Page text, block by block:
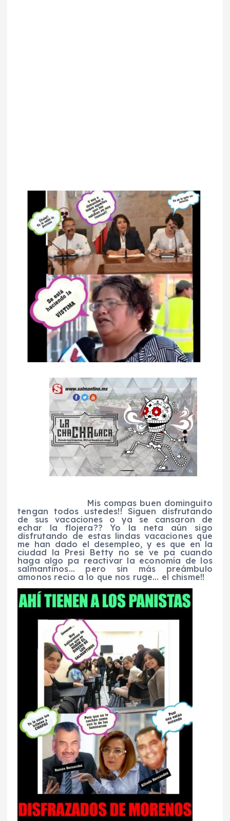
Mis compas buen dominguito
tengan todos ustedes!! Siguen disfrutando
de sus vacaciones o ya se cansaron de
echar la flojera?? Yo la neta aún sigo
disfrutando de estas lindas vacaciones que
me han dado el desempleo, y es que en la
ciudad la Presi Betty no se ve pa cuando
haga algo pa reactivar la economía de los
salmantinos… pero sin más preámbulo
amonos recio a lo que nos ruge… el chisme!!